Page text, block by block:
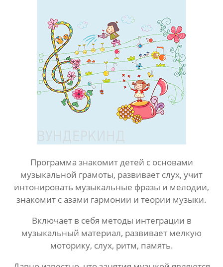
Программа знакомит детей с основами
музыкальной грамоты, развивает слух, учит
интонировать музыкальные фразы и мелодии,
знакомит с азами гармонии и теории музыки.
Включает в себя методы интеграции в
музыкальный материал, развивает мелкую
моторику, слух, ритм, память.